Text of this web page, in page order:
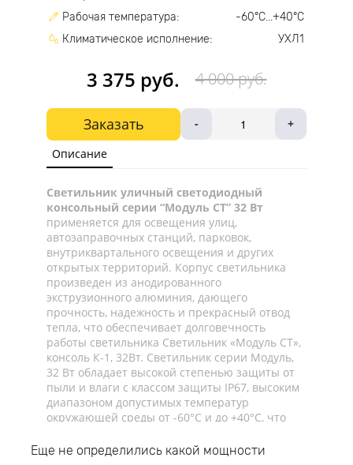
3 375 руб. 4 000 руб.
Заказать - +
Рабочая температура:
-60°С...+40°С
Климатическое исполнение:
УХЛ1
Описание
Светильник уличный светодиодный
консольный серии “Модуль СТ” 32 Вт
применяется для освещения улиц,
автозаправочных станций, парковок,
внутриквартального освещения и других
открытых территорий. Корпус светильника
произведен из анодированного
экструзионного алюминия, дающего
прочность, надежность и прекрасный отвод
тепла, что обеспечивает долговечность
работы светильника Светильник «Модуль СТ»,
консоль К-1, 32Вт. Светильник серии Модуль,
32 Вт обладает высокой степенью защиты от
пыли и влаги с классом защиты IP67, высоким
диапазоном допустимых температур
окружающей среды от -60°C и до +40°C, что
наружнего, так и для внутреннего освещения.
Светодиодный консольный светильник имеет
Еще не определились какой мощности